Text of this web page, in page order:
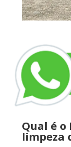
Qual é o
limpeza